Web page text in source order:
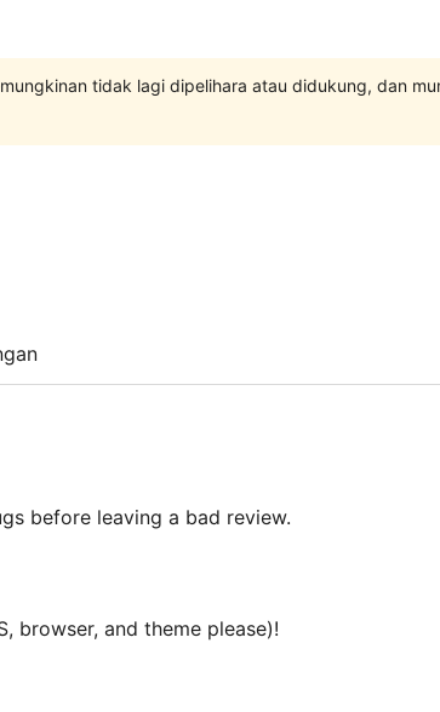
tidak lagi dipelihara atau didukung, dan
before leaving a bad review.
browser, and theme please)!